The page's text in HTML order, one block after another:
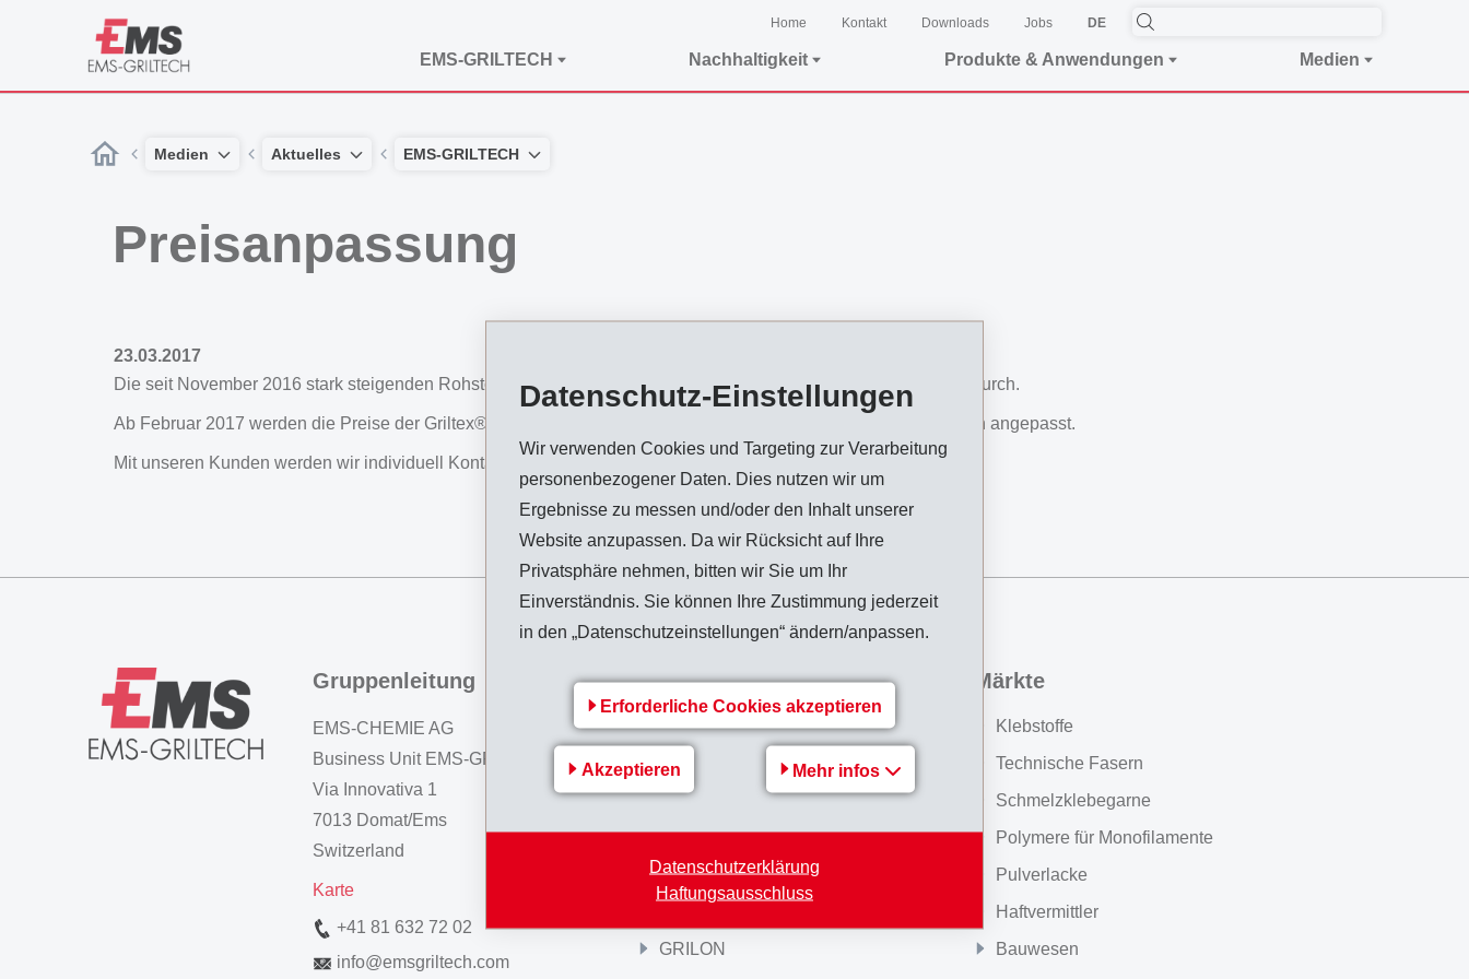
Datenschutz-Einstellungen
Wir verwenden Cookies und Targeting zur Verarbeitung
personenbezogener Daten. Dies nutzen wir um
Ergebnisse zu messen und/oder den Inhalt unserer
Website anzupassen. Da wir Rücksicht auf Ihre
Privatsphäre nehmen, bitten wir Sie um Ihr
Einverständnis. Sie können Ihre Zustimmung jederzeit
in den „Datenschutzeinstellungen“ ändern/anpassen.
Erforderliche Cookies akzeptieren
Akzeptieren Mehr infos
Datenschutzerklärung
Haftungsausschluss
Home Kontakt Downloads Jobs DE
EMS-GRILTECH Nachhaltigkeit Produkte & Anwendungen Medien
Medien Aktuelles EMS-GRILTECH
Preisanpassung
23.03.2017
Die seit November 2016 stark steigenden Rohstoffpreise schlagen auf unsere Material- und Produktionskosten durch.
Ab Februar 2017 werden die Preise der Griltex®, Primid® und Grilonit® Produkte den steigenden Rohstoffkosten angepasst.
Mit unseren Kunden werden wir individuell Kontakt aufnehmen.
Zurück zur Übersicht
Gruppenleitung
EMS-CHEMIE AG
Business Unit EMS-GRILTECH
Via Innovativa 1
7013 Domat/Ems
Switzerland
Karte
+41 81 632 72 02
info@emsgriltech.com
Produkte
Griltex®
PRIMID
GRILONIT
NEXYLON
NEXYLENE
GRILON
Märkte
Klebstoffe
Technische Fasern
Schmelzklebegarne
Polymere für Monofilamente
Pulverlacke
Haftvermittler
Bauwesen